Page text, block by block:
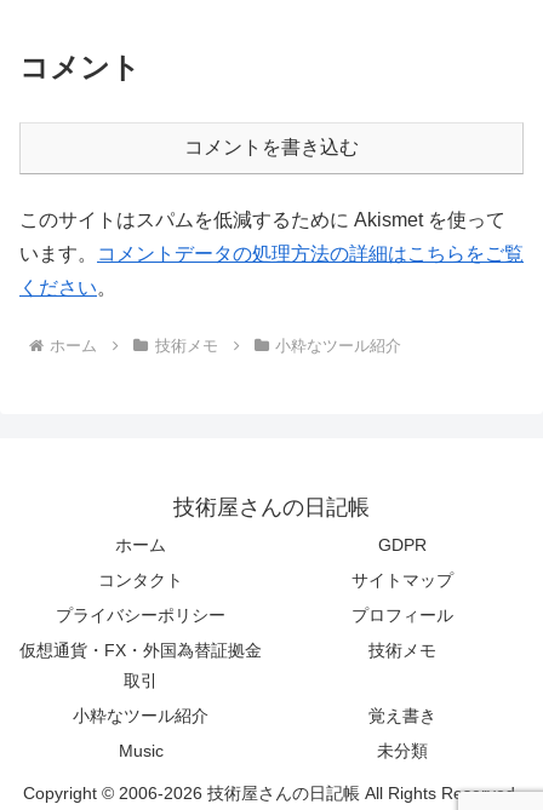
コメント
コメントを書き込む
このサイトはスパムを低減するために Akismet を使って
います。
コメントデータの処理方法の詳細はこちらをご覧
ください。
ホーム 技術メモ 小粋なツール紹介
技術屋さんの日記帳
ホーム
GDPR
コンタクト
サイトマップ
プライバシーポリシー
プロフィール
仮想通貨・FX・外国為替証拠金
取引
技術メモ
小粋なツール紹介
覚え書き
Music
未分類
Copyright © 2006-2026 技術屋さんの日記帳 All Rights Reserved.